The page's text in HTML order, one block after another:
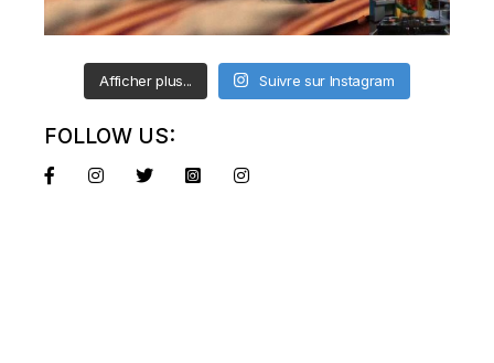
Afficher plus... Suivre sur Instagram
FOLLOW US: